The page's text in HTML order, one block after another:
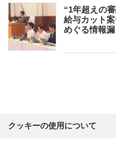
“1年超えの
給与カット
めぐる情報
クッキーの使用について